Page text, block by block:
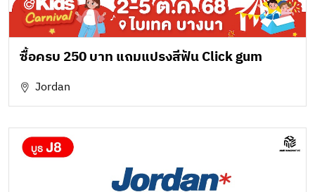
ซื้อครบ 250 บาท แถมแปรงสีฟัน Click gum
Jordan